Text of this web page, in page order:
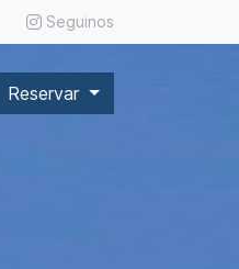
Seguinos
Reservar